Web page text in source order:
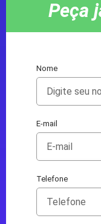
Peça
Nome
E-mail
Telefone